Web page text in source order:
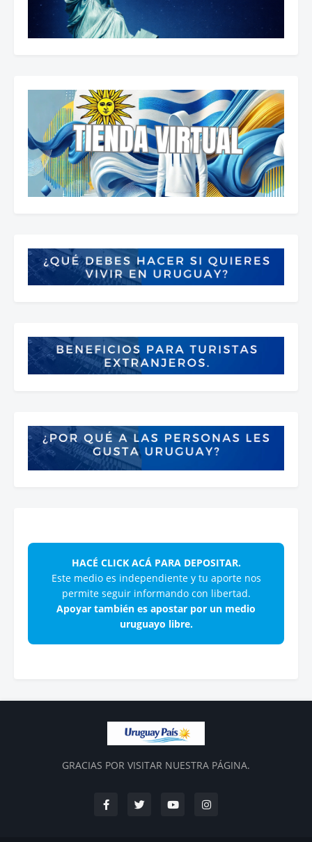
HACÉ CLICK ACÁ PARA DEPOSITAR.
Este medio es independiente y tu aporte nos
permite seguir informando con libertad.
Apoyar también es apostar por un medio
uruguayo libre.
GRACIAS POR VISITAR NUESTRA PÁGINA.